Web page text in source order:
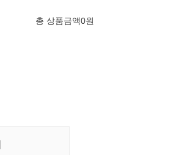
총 상품금액0원